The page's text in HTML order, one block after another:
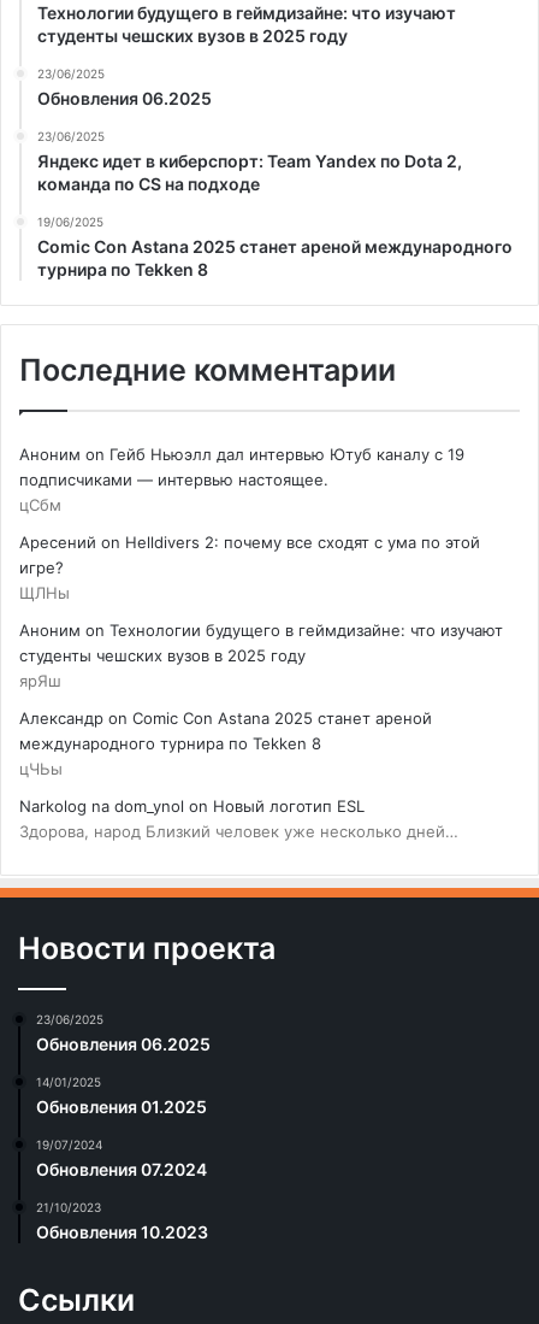
Технологии будущего в геймдизайне: что изучают
студенты чешских вузов в 2025 году
23/06/2025
Обновления 06.2025
23/06/2025
Яндекс идет в киберспорт: Team Yandex по Dota 2,
команда по CS на подходе
19/06/2025
Comic Con Astana 2025 станет ареной международного
турнира по Tekken 8
Последние комментарии
Аноним on Гейб Ньюэлл дал интервью Ютуб каналу с 19
подписчиками — интервью настоящее.
цСбм
Аресений on Helldivers 2: почему все сходят с ума по этой
игре?
ЩЛНы
Аноним on Технологии будущего в геймдизайне: что изучают
студенты чешских вузов в 2025 году
ярЯш
Александр on Comic Con Astana 2025 станет ареной
международного турнира по Tekken 8
цЧЬы
Narkolog na dom_ynol on Новый логотип ESL
Здорова, народ Близкий человек уже несколько дней…
Новости проекта
23/06/2025
Обновления 06.2025
14/01/2025
Обновления 01.2025
19/07/2024
Обновления 07.2024
21/10/2023
Обновления 10.2023
Ссылки